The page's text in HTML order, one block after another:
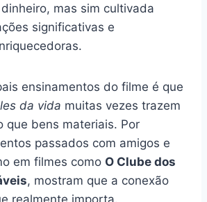
mas sim cultivada
significativas e
ensinamentos do filme é que
da vida muitas vezes trazem
que bens materiais. Por
passados com amigos e
em filmes como O Clube dos
, mostram que a conexão
realmente importa.